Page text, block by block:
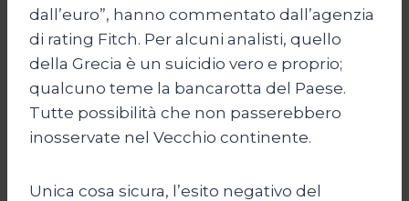
dall’euro”, hanno commentato dall’agenzia
di rating Fitch. Per alcuni analisti, quello
della Grecia è un suicidio vero e proprio;
qualcuno teme la bancarotta del Paese.
Tutte possibilità che non passerebbero
inosservate nel Vecchio continente.
Unica cosa sicura, l’esito negativo del